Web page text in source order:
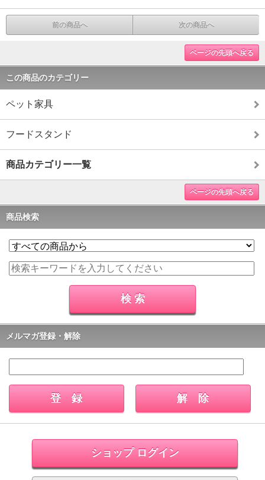
前の商品へ 次の商品へ
ページの先頭へ戻る
この商品のカテゴリー
ペット家具
フードスタンド
商品カテゴリー一覧
ページの先頭へ戻る
商品検索
メルマガ登録・解除
ショップ ログイン